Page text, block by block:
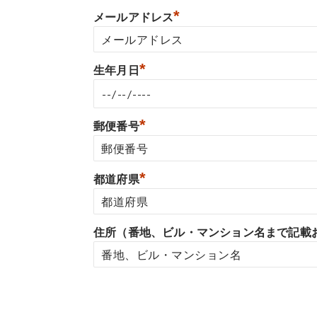
メールアドレス*
生年月日 *
郵便番号*
都道府県*
住所（番地、ビル・マンション名まで記載